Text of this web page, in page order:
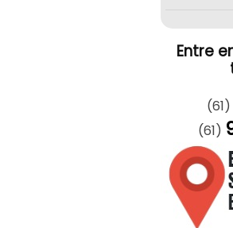
Entre
(61)
(61)